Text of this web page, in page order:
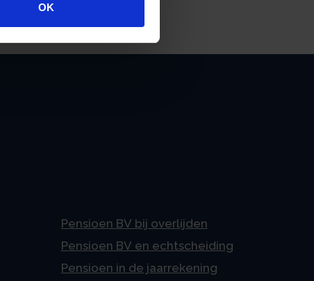
OK
Pensioen BV bij overlijden
Pensioen BV en echtscheiding
Pensioen in de jaarrekening